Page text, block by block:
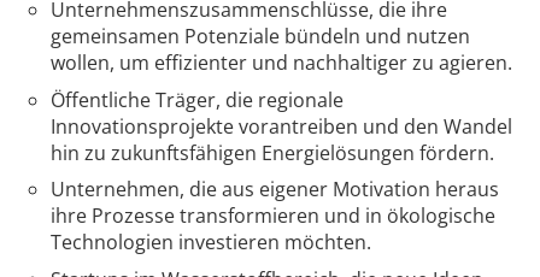
Unternehmenszusammenschlüsse, die ihre
gemeinsamen Potenziale bündeln und nutzen
wollen, um effizienter und nachhaltiger zu agieren.
Öffentliche Träger, die regionale
Innovationsprojekte vorantreiben und den Wandel
hin zu zukunftsfähigen Energielösungen fördern.
Unternehmen, die aus eigener Motivation heraus
ihre Prozesse transformieren und in ökologische
Technologien investieren möchten.